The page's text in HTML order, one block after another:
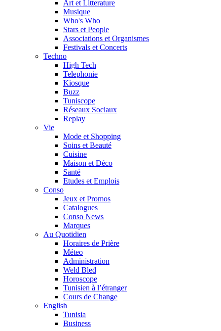
Art et Litterature
Musique
Who's Who
Stars et People
Associations et Organismes
Festivals et Concerts
Techno
High Tech
Telephonie
Kiosque
Buzz
Tuniscope
Réseaux Sociaux
Replay
Vie
Mode et Shopping
Soins et Beauté
Cuisine
Maison et Déco
Santé
Etudes et Emplois
Conso
Jeux et Promos
Catalogues
Conso News
Marques
Au Quotidien
Horaires de Prière
Méteo
Administration
Weld Bled
Horoscope
Tunisien à l’étranger
Cours de Change
English
Tunisia
Business